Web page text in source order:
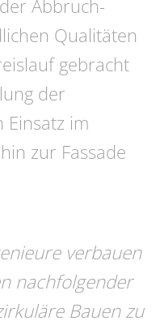
Abbruch-
Qualitäten
gebracht
der
im
zur Fassade
verbauen
nachfolgender
Bauen zu